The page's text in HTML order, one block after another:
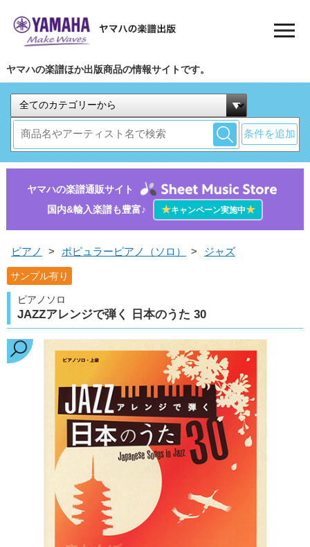
ヤマハの楽譜ほか出版商品の情報サイトです。
条件を追加
ヤマハの楽譜通販サイト
国内&輸入楽譜も豊富♪
★キャンペーン実施中★
ピアノ > ポピュラーピアノ（ソロ） > ジャズ
サンプル有り
ピアノソロ
JAZZアレンジで弾く 日本のうた 30